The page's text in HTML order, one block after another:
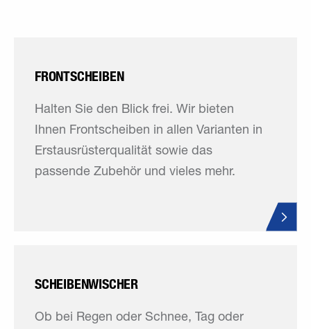
FRONTSCHEIBEN
Halten Sie den Blick frei. Wir bieten
Ihnen Frontscheiben in allen Varianten in
Erstausrüsterqualität sowie das
passende Zubehör und vieles mehr.
SCHEIBENWISCHER
Ob bei Regen oder Schnee, Tag oder